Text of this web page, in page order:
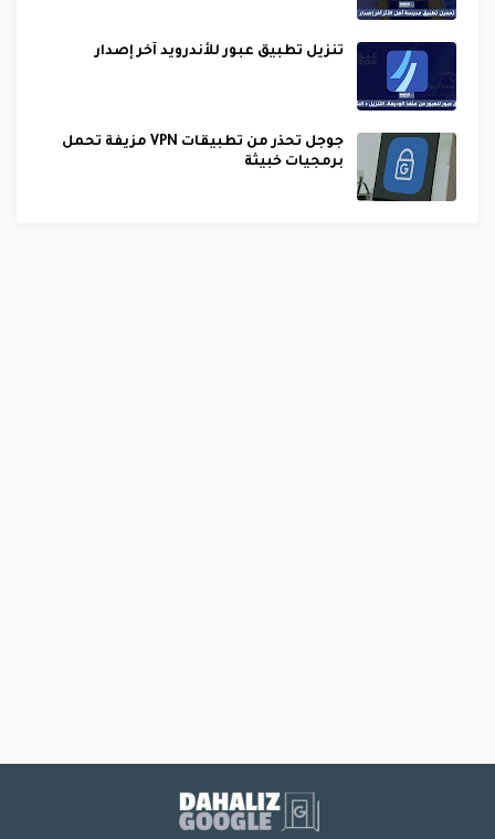
تنزيل تطبيق عبور للأندرويد آخر إصدار
جوجل تحذر من تطبيقات VPN مزيفة تحمل
برمجيات خبيثة